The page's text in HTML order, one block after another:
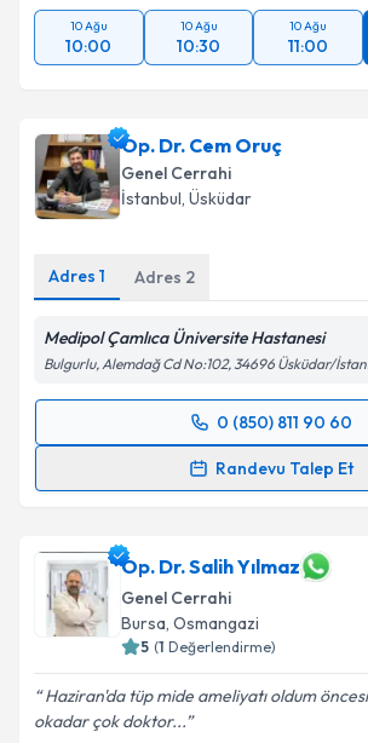
10 Ağu
10:00
10 Ağu
10:30
10 Ağu
11:00
Op. Dr. Cem Oruç
Genel Cerrahi
İstanbul, Üsküdar
Adres 1 Adres 2
Medipol Çamlıca Üniversite Hastanesi
Bulgurlu, Alemdağ Cd No:102, 34696 Üsküdar/
0 (850) 811 90 60
Randevu Talep Et
Randevu Takvimi Talebi
takvim hazırlandığında e-posta ile
E-posta Adresiniz
Kişisel verilerimin işlenmesine
Op. Dr. Salih Yılmaz
Genel Cerrahi
Bursa, Osmangazi
5 (1 Değerlendirme)
Haziran'da tüp mide ameliyatı oldum
okadar çok doktor...